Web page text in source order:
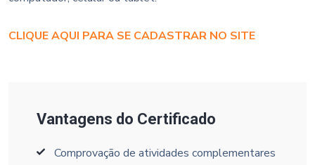
CLIQUE AQUI PARA SE CADASTRAR NO SITE
Vantagens do Certificado
Comprovação de atividades complementares